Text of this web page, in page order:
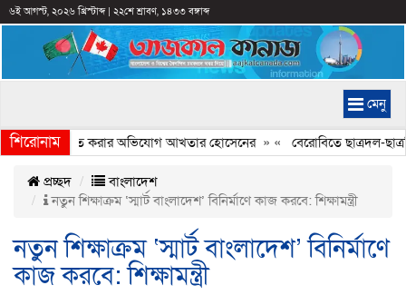
৬ই আগস্ট, ২০২৬ খ্রিস্টাব্দ| ২২শে শ্রাবণ, ১৪৩৩ বঙ্গাব্দ
মেনু
শিরোনাম
ইতিহাস বিকৃত করার অভিযোগ আখতার হোসেনের» « বেরোবিতে ছাত্রদল-
প্রচ্ছদ
বাংলাদেশ
নতুন শিক্ষাক্রম ‘স্মার্ট বাংলাদেশ’ বিনির্মাণে কাজ করবে: শিক্ষামন্ত্রী
নতুন শিক্ষাক্রম ‘স্মার্ট বাংলাদেশ’ বিনির্মাণে
কাজ করবে: শিক্ষামন্ত্রী